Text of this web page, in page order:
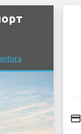
credit_card